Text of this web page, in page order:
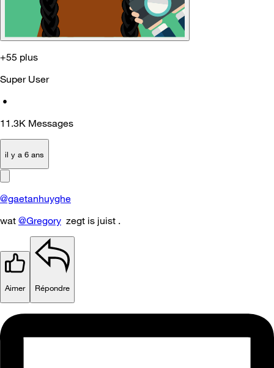
+55 plus
Super User
•
11.3K Messages
il y a 6 ans
@gaetanhuyghe
wat @Gregory zegt is juist .
Aimer Répondre